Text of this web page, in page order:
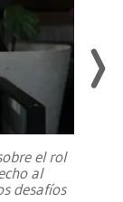
el rol
al
desafíos